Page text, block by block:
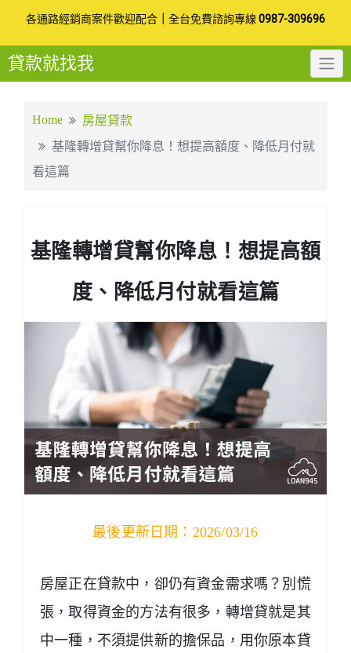
to
content
各通路經銷商案件歡迎配合 全台免費諮詢專線 0987-309696
貸款就找我
Home
房屋貸款
基隆轉增貸幫你降息！想提高額度、降低月付就
看這篇
基隆轉增貸幫你降息！想提高額
度、降低月付就看這篇
最後更新日期：2026/03/16
房屋正在貸款中，卻仍有資金需求嗎？別慌
張，取得資金的方法有很多，轉增貸就是其
中一種，不須提供新的擔保品，用你原本貸